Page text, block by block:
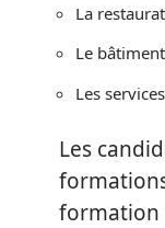
La
Le bâtiment
Les
Les
formation